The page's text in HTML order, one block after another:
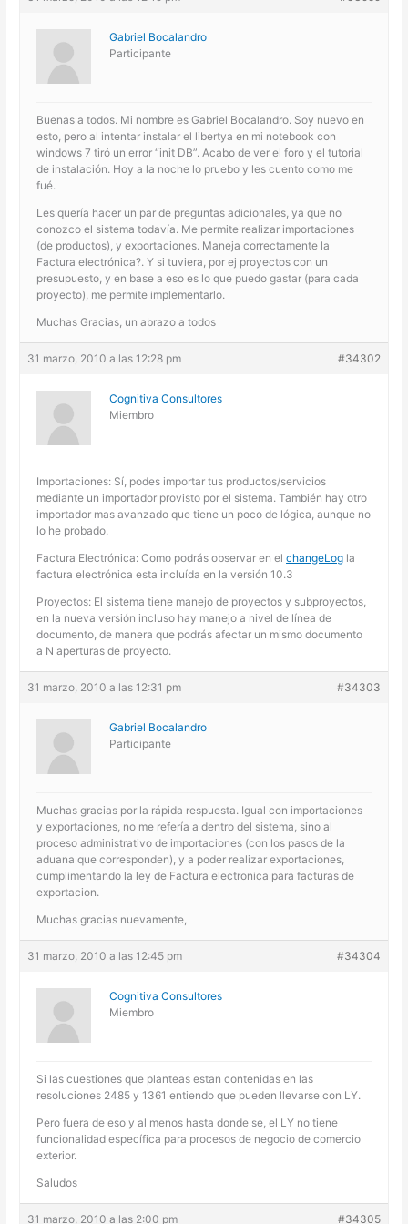
Gabriel Bocalandro
Participante
Buenas a todos. Mi nombre es Gabriel Bocalandro. Soy nuevo en
esto, pero al intentar instalar el libertya en mi notebook con
windows 7 tiró un error “init DB”. Acabo de ver el foro y el tutorial
de instalación. Hoy a la noche lo pruebo y les cuento como me
fué.
Les quería hacer un par de preguntas adicionales, ya que no
conozco el sistema todavía. Me permite realizar importaciones
(de productos), y exportaciones. Maneja correctamente la
Factura electrónica?. Y si tuviera, por ej proyectos con un
presupuesto, y en base a eso es lo que puedo gastar (para cada
proyecto), me permite implementarlo.
Muchas Gracias, un abrazo a todos
31 marzo, 2010 a las 12:28 pm #34302
Cognitiva Consultores
Miembro
Importaciones: Sí, podes importar tus productos/servicios
mediante un importador provisto por el sistema. También hay otro
importador mas avanzado que tiene un poco de lógica, aunque no
lo he probado.
Factura Electrónica: Como podrás observar en elchangeLog la
factura electrónica esta incluída en la versión 10.3
Proyectos: El sistema tiene manejo de proyectos y subproyectos,
en la nueva versión incluso hay manejo a nivel de línea de
documento, de manera que podrás afectar un mismo documento
a N aperturas de proyecto.
31 marzo, 2010 a las 12:31 pm #34303
Gabriel Bocalandro
Participante
Muchas gracias por la rápida respuesta. Igual con importaciones
y exportaciones, no me refería a dentro del sistema, sino al
proceso administrativo de importaciones (con los pasos de la
aduana que corresponden), y a poder realizar exportaciones,
cumplimentando la ley de Factura electronica para facturas de
exportacion.
Muchas gracias nuevamente,
31 marzo, 2010 a las 12:45 pm #34304
Cognitiva Consultores
Miembro
Si las cuestiones que planteas estan contenidas en las
resoluciones 2485 y 1361 entiendo que pueden llevarse con LY.
Pero fuera de eso y al menos hasta donde se, el LY no tiene
funcionalidad específica para procesos de negocio de comercio
exterior.
Saludos
31 marzo, 2010 a las 2:00 pm #34305